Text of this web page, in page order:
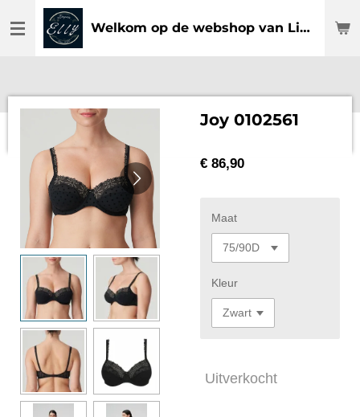
direct
Welkom op de webshop van Lingerie Elly
Joy 0102561
€ 86,90
Maat
Kleur
Uitverkocht